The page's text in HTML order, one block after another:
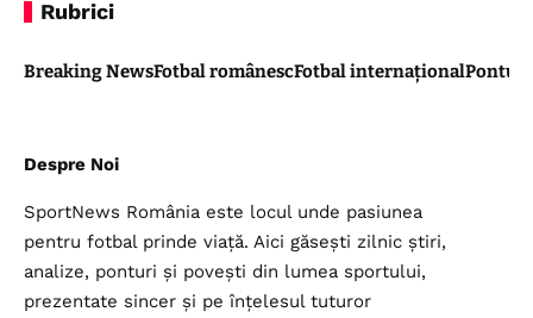
Rubrici
Breaking NewsFotbal românescFotbal internaționalPontul
Despre Noi
SportNews România este locul unde pasiunea
pentru fotbal prinde viață. Aici găsești zilnic știri,
analize, ponturi și povești din lumea sportului,
prezentate sincer și pe înțelesul tuturor